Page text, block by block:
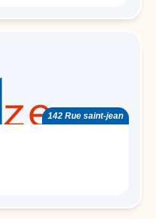
142 Rue saint-jean